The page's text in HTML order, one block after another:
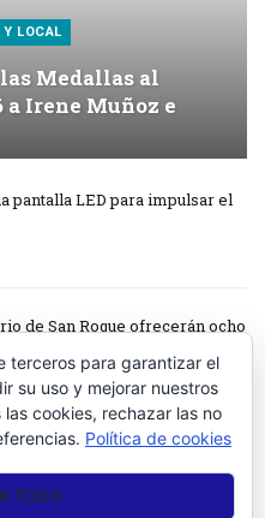
Y LOCAL
Medallas al
Irene Muñoz e
pantalla LED para impulsar el
de San Roque ofrecerán ocho
para evitar robos en
terceros para garantizar el
su uso y mejorar nuestros
cookies, rechazar las no
Política de cookies
TODO